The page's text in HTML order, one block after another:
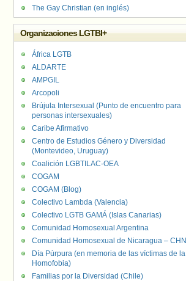
The Gay Christian (en inglés)
Organizaciones LGTBI+
África LGTB
ALDARTE
AMPGIL
Arcopoli
Brújula Intersexual (Punto de encuentro para
personas intersexuales)
Caribe Afirmativo
Centro de Estudios Género y Diversidad
(Montevideo, Uruguay)
Coalición LGBTILAC-OEA
COGAM
COGAM (Blog)
Colectivo Lambda (Valencia)
Colectivo LGTB GAMÁ (Islas Canarias)
Comunidad Homosexual Argentina
Comunidad Homosexual de Nicaragua – CHN
Día Púrpura (en memoria de las víctimas de la
Homofobia)
Familias por la Diversidad (Chile)